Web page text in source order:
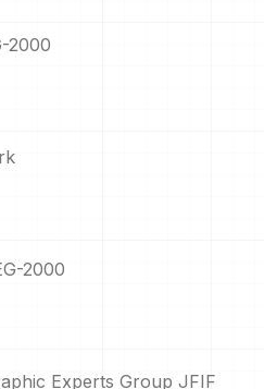
2000
2000
Experts Group JFIF